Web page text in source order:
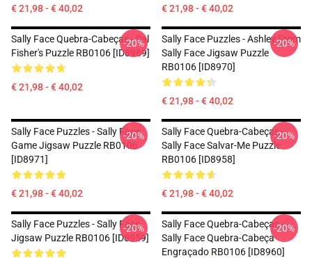
€ 21,98 - € 40,02 € 21,98 - € 40,02
Sally Face Quebra-Cabeças - Sal
Fisher's Puzzle RB0106 [ID8969]
€ 21,98 - € 40,02
-20%
Sally Face Puzzles - Ashley From
Sally Face Jigsaw Puzzle
RB0106 [ID8970]
€ 21,98 - € 40,02
-20%
Sally Face Puzzles - Sally Face
Game Jigsaw Puzzle RB0106
[ID8971]
€ 21,98 - € 40,02
-20%
Sally Face Quebra-Cabeças -
Sally Face Salvar-Me Puzzle
RB0106 [ID8958]
€ 21,98 - € 40,02
-20%
Sally Face Puzzles - Sally Face
Jigsaw Puzzle RB0106 [ID8959]
-20%
Sally Face Quebra-Cabeças -
Sally Face Quebra-Cabeça
Engraçado RB0106 [ID8960]
-20%